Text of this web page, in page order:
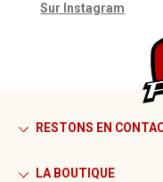
Sur Instagram
RESTONS EN
LA BOUTIQUE